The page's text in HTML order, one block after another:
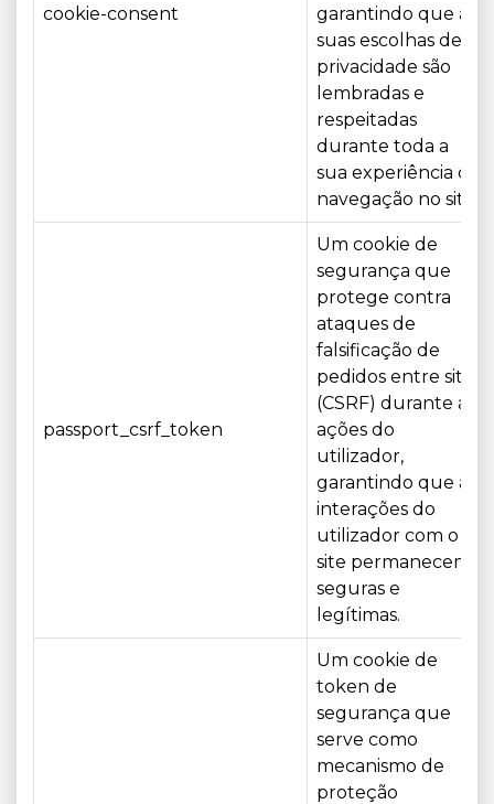
cookie-consent
garantindo que as
suas escolhas de
privacidade são
lembradas e
respeitadas
durante toda a
sua experiência de
navegação no site.
passport_csrf_token
Um cookie de
segurança que
protege contra
ataques de
falsificação de
pedidos entre sites
(CSRF) durante as
ações do
utilizador,
garantindo que as
interações do
utilizador com o
site permanecem
seguras e
legítimas.
Um cookie de
token de
segurança que
serve como
mecanismo de
proteção